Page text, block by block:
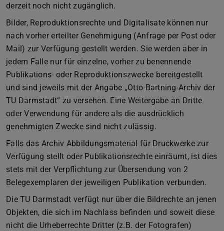
derzeit noch nicht zugänglich.
Bilder, Reproduktionsrechte und Digitalisate können nur
nach vorher erteilter Genehmigung (Anfrage per Post oder
Mail) zur Verfügung gestellt werden. Sie werden aber in
jedem Falle nur für einzelne, vorher zu benennende
Publikations- oder Reproduktionszwecke bereitgestellt
und sind jeweils mit der Angabe „Otto-Bartning-Archiv der
TU Darmstadt“ zu versehen. Eine Weitergabe an Dritte
oder Verwendung für andere als die ausdrücklich
genehmigten Zwecke sind nicht zulässig.
Falls das Archiv Abbildungsmaterial für Druckwerke zur
Verfügung stellt oder Publikationsrechte einräumt, ist dies
stets mit der Verpflichtung zur Übersendung von 2
Belegexemplaren der jeweiligen Publikation verbunden.
Die TU Darmstadt verfügt nur über die Bildrechte an jenen
Objekten, die sich im Nachlass befinden und soweit diese
nicht die Urheberrechte Dritter (z.B. der Fotografen)